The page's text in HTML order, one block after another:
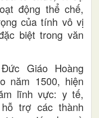
động thể chế,
của tính vô vị
biệt trong văn
Giáo Hoàng
năm 1500, hiện
lĩnh vực: y tế,
trợ các thành